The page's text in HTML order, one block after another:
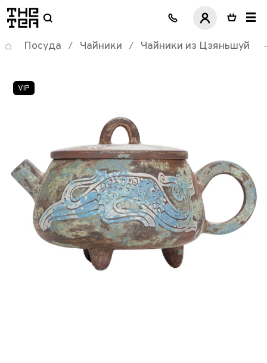
логотип
Посуда / Чайники / Чайники из Цзяньшуй
VIP